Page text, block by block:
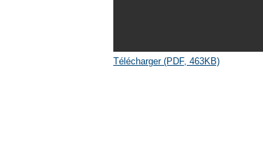
Télécharger (PDF, 463KB)